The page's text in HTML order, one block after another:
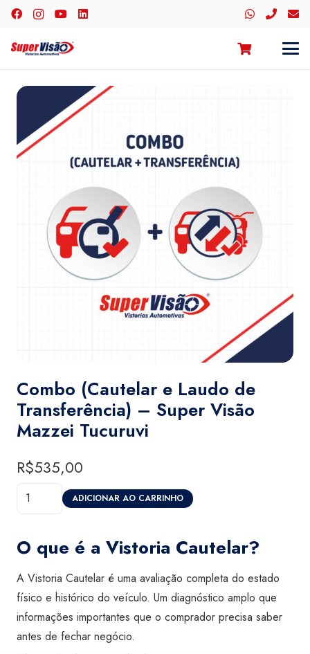
Combo (Cautelar e Laudo de
Transferência) – Super Visão
Mazzei Tucuruvi
R$535,00
Combo
Laudo
de
Transferência)
-
ADICIONAR AO CARRINHO
O que é a Vistoria Cautelar?
A Vistoria Cautelar é uma avaliação completa do estado
físico e histórico do veículo. Um diagnóstico amplo que
informações importantes que o comprador precisa saber
antes de fechar negócio.